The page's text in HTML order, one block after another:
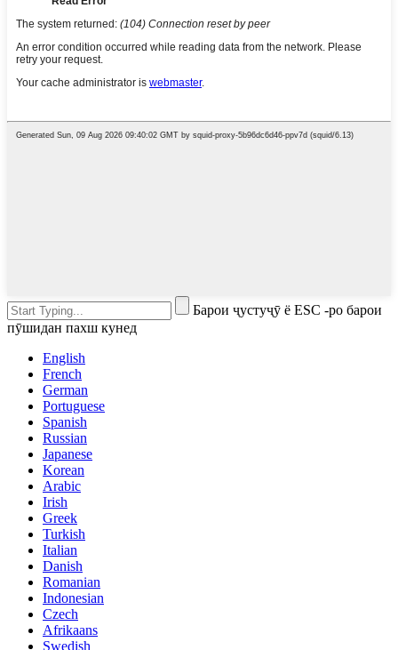
Барои ҷустуҷӯ ё ESC -ро барои
пӯшидан пахш кунед
English
French
German
Portuguese
Spanish
Russian
Japanese
Korean
Arabic
Irish
Greek
Turkish
Italian
Danish
Romanian
Indonesian
Czech
Afrikaans
Swedish